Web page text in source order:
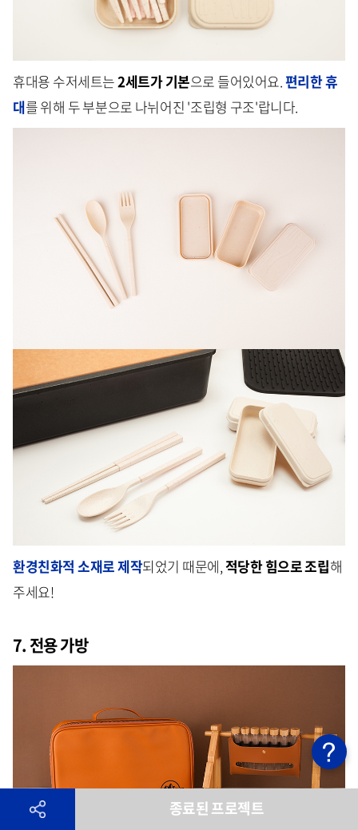
휴대용 수저세트는2세트가 기본으로 들어있어요.편리한 휴
대를 위해 두 부분으로 나뉘어진 '조립형 구조'랍니다.
환경친화적 소재로 제작되었기 때문에,적당한 힘으로 조립해
주세요!
7. 전용 가방
종료된 프로젝트